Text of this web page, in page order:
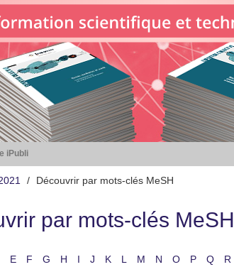
iPubli
Découvrir par mots-clés MeSH
par mots-clés MeSH
E F G H I J K L M N O P Q R